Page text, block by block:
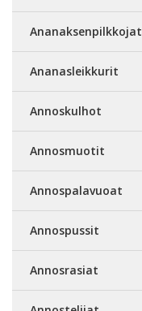
Ananaksenpilkkojat
Ananasleikkurit
Annoskulhot
Annosmuotit
Annospalavuoat
Annospussit
Annosrasiat